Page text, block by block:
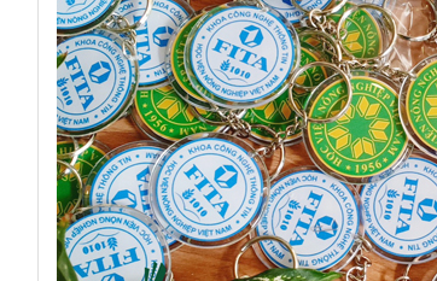
Bình nước thủy tinh có
dây xách
Liên hệ
Hộp da cao cấp đựng
rượu